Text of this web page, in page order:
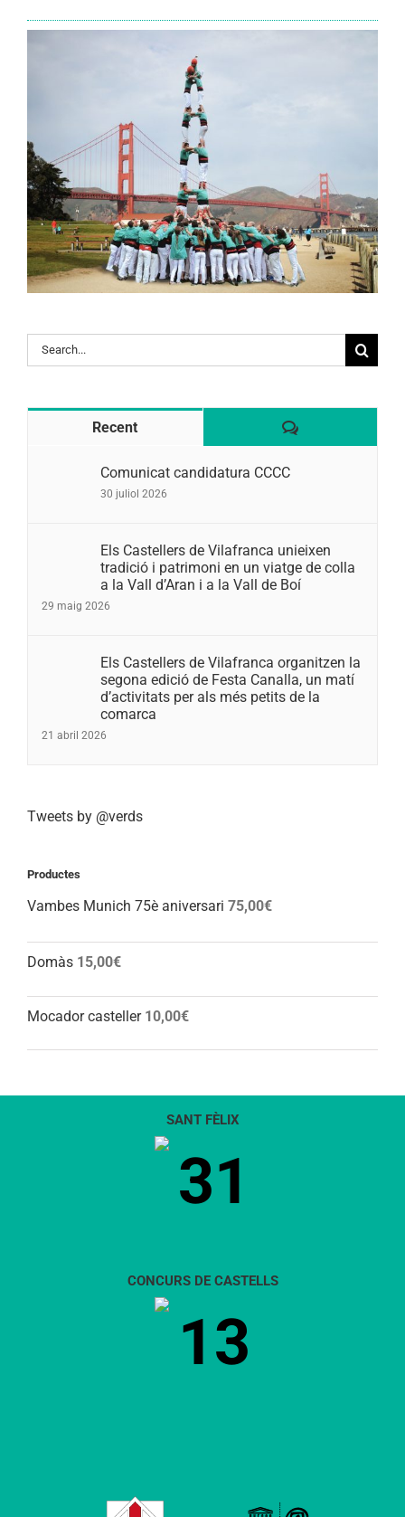
Search
for:
Recent Comentaris
Comunicat candidatura CCCC
30 juliol 2026
Els Castellers de Vilafranca unieixen
tradició i patrimoni en un viatge de colla
a la Vall d’Aran i a la Vall de Boí
29 maig 2026
Els Castellers de Vilafranca organitzen la
segona edició de Festa Canalla, un matí
d’activitats per als més petits de la
comarca
21 abril 2026
Tweets by @verds
Productes
Vambes Munich 75è aniversari 75,00€
Domàs 15,00€
Mocador casteller 10,00€
SANT FÈLIX
31
CONCURS DE CASTELLS
13